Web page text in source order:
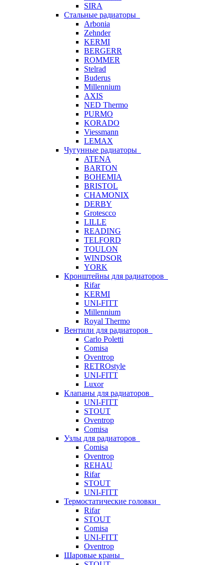
SIRA
Стальные радиаторы
Arbonia
Zehnder
KERMI
BERGERR
ROMMER
Stelrad
Buderus
Millennium
AXIS
NED Thermo
PURMO
KORADO
Viessmann
LEMAX
Чугунные радиаторы
ATENA
BARTON
BOHEMIA
BRISTOL
CHAMONIX
DERBY
Grotescco
LILLE
READING
TELFORD
TOULON
WINDSOR
YORK
Кронштейны для радиаторов
Rifar
KERMI
UNI-FITT
Millennium
Royal Thermo
Вентили для радиаторов
Carlo Poletti
Comisa
Oventrop
RETROstyle
UNI-FITT
Luxor
Клапаны для радиаторов
UNI-FITT
STOUT
Oventrop
Comisa
Узлы для радиаторов
Comisa
Oventrop
REHAU
Rifar
STOUT
UNI-FITT
Термостатические головки
Rifar
STOUT
Comisa
UNI-FITT
Oventrop
Шаровые краны